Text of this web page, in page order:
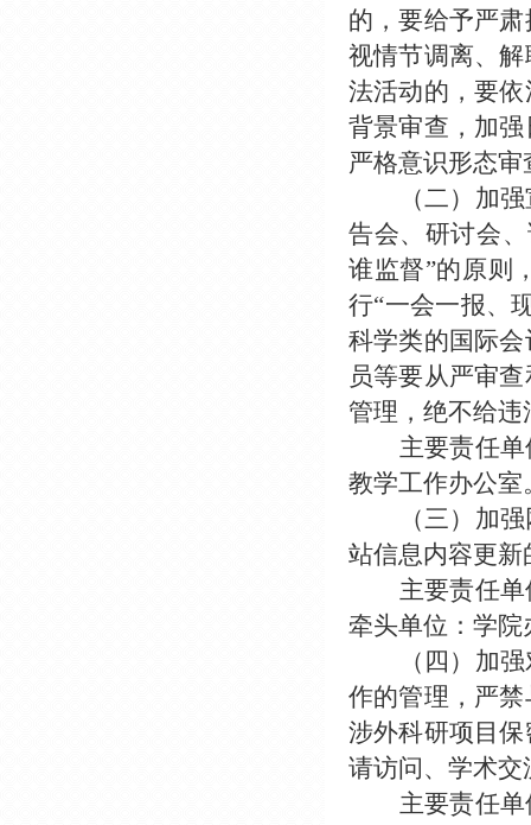
的，要给予严
视情节调离、
法活动的，要
背景审查，加
严格意识形态审
（二）加
告会、研讨会
谁监督”的原则
行“一会一报、
科学类的国际
员等要从严审
管理，绝不给
主要责任
教学工作办公
（三）加
站信息内容更
主要责任
牵头单位：学院
（四）加
作的管理，严
涉外科研项目
请访问、学术
主要责任